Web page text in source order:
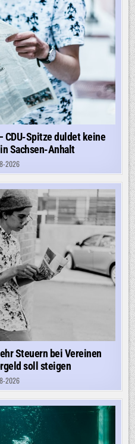
CDU-Spitze duldet keine
Sachsen-Anhalt
2026
Steuern bei Vereinen
soll steigen
2026